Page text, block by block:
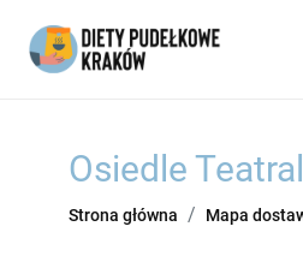
Osiedle
Strona główna Mapa